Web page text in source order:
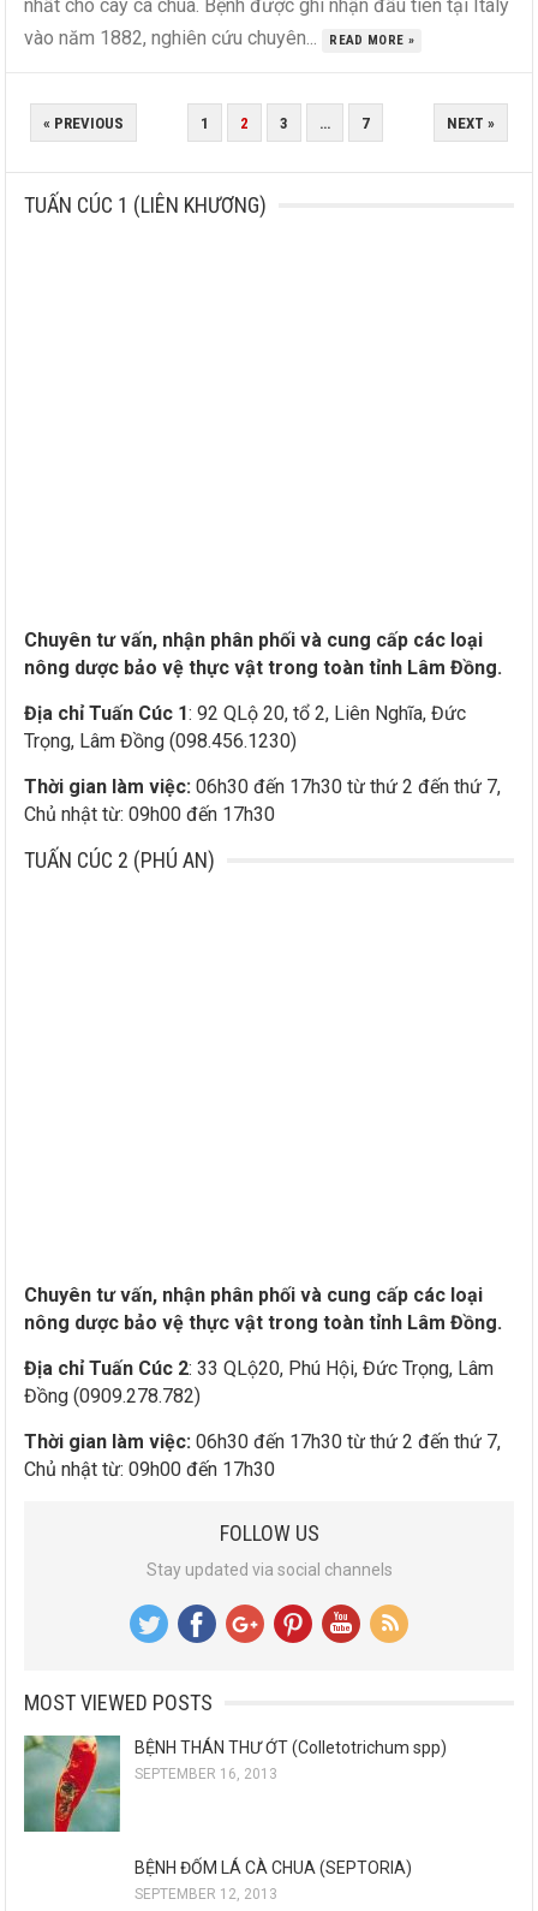
nhất cho cây cà chua. Bệnh được ghi nhận đầu tiên tại Italy
vào năm 1882, nghiên cứu chuyên...
READ MORE »
POSTS
« PREVIOUS 1 2 3 … 7 NEXT »
TUẤN CÚC 1 (LIÊN KHƯƠNG)
Chuyên tư vấn, nhận phân phối và cung cấp các loại
nông dược bảo vệ thực vật trong toàn tỉnh Lâm Đồng.
Địa chỉ Tuấn Cúc 1: 92 QLộ 20, tổ 2, Liên Nghĩa, Đức
Trọng, Lâm Đồng (098.456.1230)
Thời gian làm việc: 06h30 đến 17h30 từ thứ 2 đến thứ 7,
Chủ nhật từ: 09h00 đến 17h30
TUẤN CÚC 2 (PHÚ AN)
Chuyên tư vấn, nhận phân phối và cung cấp các loại
nông dược bảo vệ thực vật trong toàn tỉnh Lâm Đồng.
Địa chỉ Tuấn Cúc 2: 33 QLộ20, Phú Hội, Đức Trọng, Lâm
Đồng (0909.278.782)
Thời gian làm việc: 06h30 đến 17h30 từ thứ 2 đến thứ 7,
Chủ nhật từ: 09h00 đến 17h30
FOLLOW US
Stay updated via social channels
MOST VIEWED POSTS
BỆNH THÁN THƯ ỚT (Colletotrichum spp)
SEPTEMBER 16, 2013
BỆNH ĐỐM LÁ CÀ CHUA (SEPTORIA)
SEPTEMBER 12, 2013